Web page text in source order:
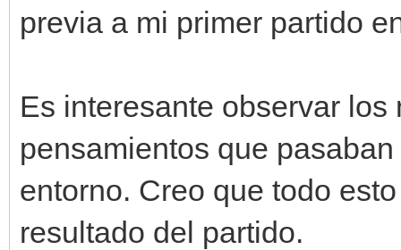
previa a mi primer partido
Es interesante observar
pensamientos que
entorno. Creo que todo
resultado del partido.